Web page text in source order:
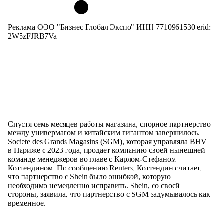
Реклама ООО "Бизнес Глобал Экспо" ИНН 7710961530 erid:
2W5zFJRB7Va
Спустя семь месяцев работы магазина, спорное партнерство
между универмагом и китайским гигантом завершилось.
Societe des Grands Magasins (SGM), которая управляла BHV
в Париже с 2023 года, продает компанию своей нынешней
команде менеджеров во главе с Карлом-Стефаном
Коттендином. По сообщению Reuters, Коттендин считает,
что партнерство с Shein было ошибкой, которую
необходимо немедленно исправить. Shein, со своей
стороны, заявила, что партнерство с SGM задумывалось как
временное.